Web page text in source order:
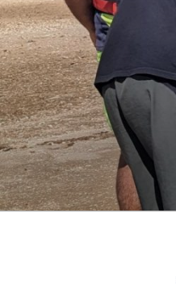
Saltar
para
o
conteúdo